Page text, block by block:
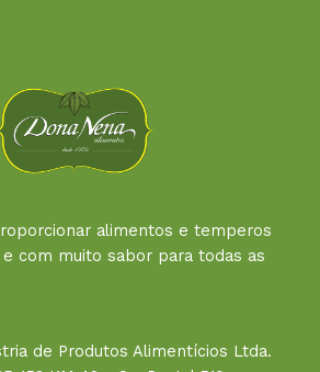
alimentos e temperos
e com muito sabor para todas as
de Produtos Alimentícios Ltda.